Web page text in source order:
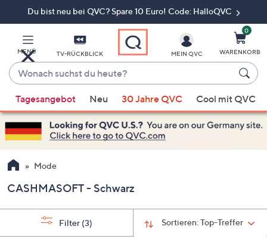
Du bist neu bei QVC? Spare 10 Euro! Code: HalloQVC
MENÜ TV-RÜCKBLICK
Wonach
suchst
du
heute?
Vorschläge
verfügbar
sind,
verwenden
Sie
Pfeiltasten
nach
und
MEIN QVC
0
WARENKORB
Tagesangebot Neu 30 Jahre QVC Cool mit QVC
Mode
CASHMASOFT - Schwarz
Sortieren:Top-Treffer
Filter (3)